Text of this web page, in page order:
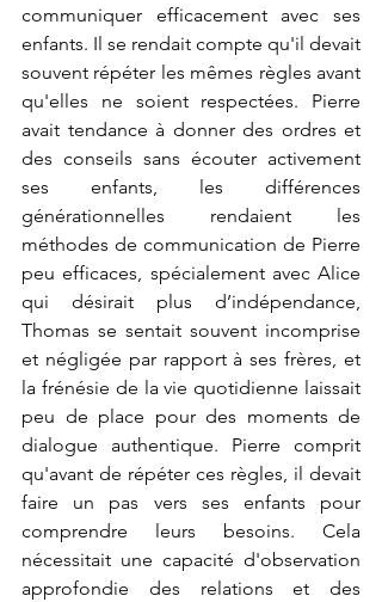
communiquer efficacement avec ses
enfants. Il se rendait compte qu'il devait
souvent répéter les mêmes règles avant
qu'elles ne soient respectées. Pierre
avait tendance à donner des ordres et
des conseils sans écouter activement
ses enfants, les différences
générationnelles rendaient les
méthodes de communication de Pierre
peu efficaces, spécialement avec Alice
qui désirait plus d’indépendance,
Thomas se sentait souvent incomprise
et négligée par rapport à ses frères, et
la frénésie de la vie quotidienne laissait
peu de place pour des moments de
dialogue authentique. Pierre comprit
qu'avant de répéter ces règles, il devait
faire un pas vers ses enfants pour
comprendre leurs besoins. Cela
nécessitait une capacité d'observation
approfondie des relations et des